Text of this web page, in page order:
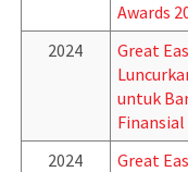
Awards
2024
Great
untuk
2024
Great